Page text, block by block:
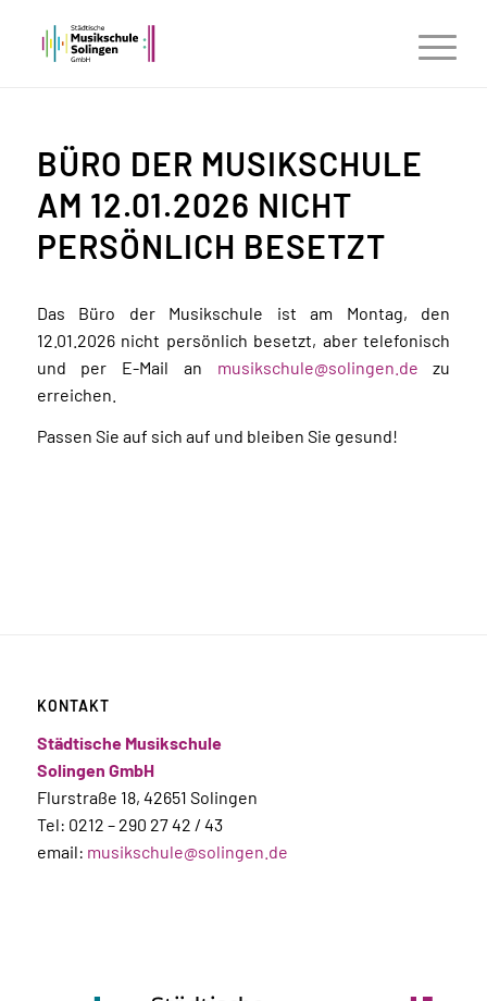
BÜRO DER MUSIKSCHULE
AM 12.01.2026 NICHT
PERSÖNLICH BESETZT
Das Büro der Musikschule ist am Montag, den
12.01.2026 nicht persönlich besetzt, aber telefonisch
und per E-Mail an musikschule@solingen.de zu
erreichen.
Passen Sie auf sich auf und bleiben Sie gesund!
KONTAKT
Städtische Musikschule
Solingen GmbH
Flurstraße 18, 42651 Solingen
Tel: 0212 – 290 27 42 / 43
email: musikschule@solingen.de